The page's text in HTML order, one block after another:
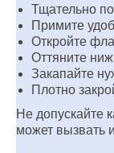
Тщательно
Примите
Откройте
Оттяните
Закапайте
Плотно
Не допускайте
может вызвать